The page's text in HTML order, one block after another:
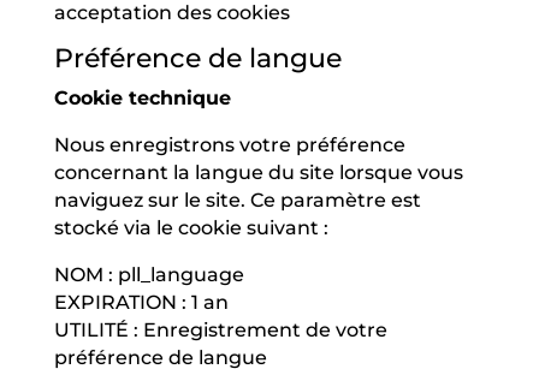
acceptation des cookies
Préférence de langue
Cookie technique
Nous enregistrons votre préférence
concernant la langue du site lorsque vous
naviguez sur le site. Ce paramètre est
stocké via le cookie suivant :
NOM : pll_language
EXPIRATION : 1 an
UTILITÉ : Enregistrement de votre
préférence de langue